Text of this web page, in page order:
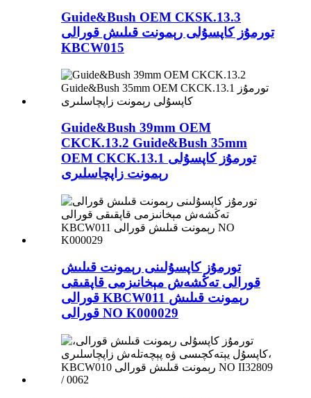
Guide&Bush OEM CKSK.13.3
تورمۇز كاپسۇلى رېمونت قىلىش قورالى
KBCW015
Guide&Bush 39mm OEM
CKCK.13.2 Guide&Bush 35mm
OEM CKCK.13.1 تورمۇز كاپسۇلى
رېمونت زاپچاسلىرى
تورمۇز كاپسۇلىنى رېمونت قىلىش
قورالى تەڭشەش مېخانىزمى قاپقىقى
قورالى KBCW011 رېمونت قىلىش
قورالى NO K000029